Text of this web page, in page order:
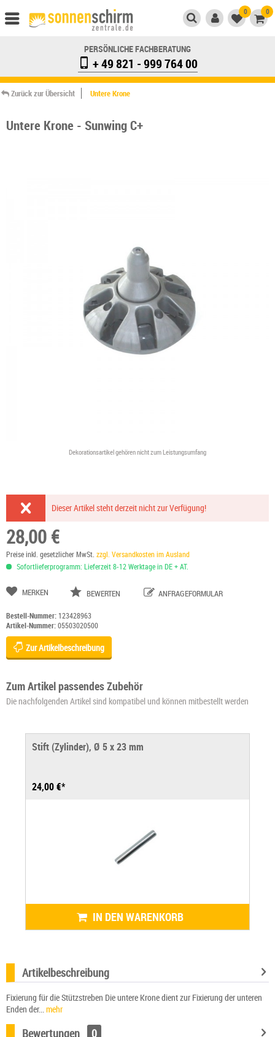
0 0
PERSÖNLICHE FACHBERATUNG
+ 49 821 - 999 764 00
Zurück zur Übersicht Untere Krone
Untere Krone - Sunwing C+
Dekorationsartikel gehören nicht zum Leistungsumfang
Dieser Artikel steht derzeit nicht zur Verfügung!
28,00 €
Preise inkl. gesetzlicher MwSt. zzgl. Versandkosten im Ausland
Sofortlieferprogramm: Lieferzeit 8-12 Werktage in DE + AT.
MERKEN BEWERTEN ANFRAGEFORMULAR
Bestell-Nummer:123428963
Artikel-Nummer:05503020500
Zur Artikelbeschreibung
Zum Artikel passendes Zubehör
Die nachfolgenden Artikel sind kompatibel und können mitbestellt werden
Stift (Zylinder), Ø 5 x 23 mm
24,00 €*
IN DEN WARENKORB
Artikelbeschreibung
Fixierung für die Stützstreben Die untere Krone dient zur Fixierung der unteren
Enden der... mehr
Bewertungen 0